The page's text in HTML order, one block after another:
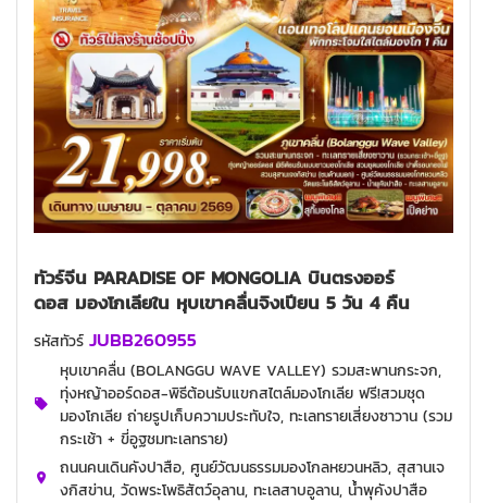
ทัวร์จีน PARADISE OF MONGOLIA บินตรงออร์
ดอส มองโกเลียใน หุบเขาคลื่นจิงเปียน 5 วัน 4 คืน
รหัสทัวร์ JUBB260955
หุบเขาคลื่น (BOLANGGU WAVE VALLEY) รวมสะพานกระจก,
ทุ่งหญ้าออร์ดอส-พิธีต้อนรับแขกสไตล์มองโกเลีย ฟรี!สวมชุด
มองโกเลีย ถ่ายรูปเก็บความประทับใจ, ทะเลทรายเสี่ยงซาวาน (รวม
กระเช้า + ขี่อูฐชมทะเลทราย)
ถนนคนเดินคังปาสือ, ศูนย์วัฒนธรรมมองโกลหยวนหลิว, สุสานเจ
งกิสข่าน, วัดพระโพธิสัตว์อุลาน, ทะเลสาบอูลาน, นํ้าพุคังปาสือ